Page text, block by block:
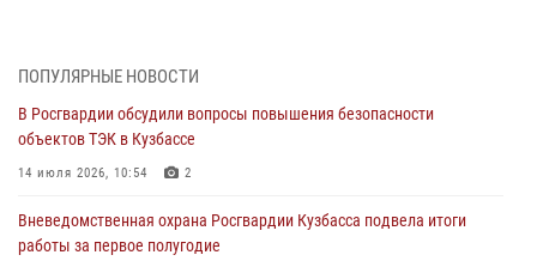
Росгвардейцы обеспечили безопасность «Поезда Победы» в
Кузбассе
Генерал-полковник Олег Плохой поздравил специалистов
ПОПУЛЯРНЫЕ НОВОСТИ
В Росгвардии обсудили вопросы повышения безопасности
объектов ТЭК в Кузбассе
14 июля 2026, 10:54 2
Вневедомственная охрана Росгвардии Кузбасса подвела итоги
работы за первое полугодие